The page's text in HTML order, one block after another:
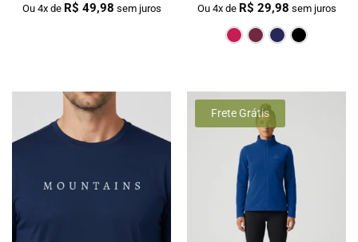
Ou 4x de R$ 49,98 sem juros
Ou 4x de R$ 29,98 sem juros
Pink
Frete Grátis